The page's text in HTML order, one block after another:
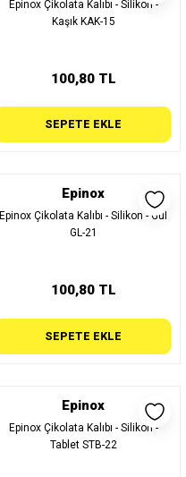
Epinox Çikolata Kalıbı - Silikon -
Kaşık KAK-15
100,80 TL
SEPETE EKLE
Epinox
Epinox Çikolata Kalıbı - Silikon - Gül
GL-21
100,80 TL
SEPETE EKLE
Epinox
Epinox Çikolata Kalıbı - Silikon -
Tablet STB-22